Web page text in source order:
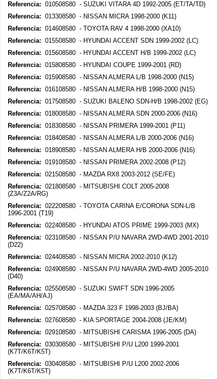
Referencia: 010508580 - SUZUKI VITARA 4D 1992-2005 (ET/TA/TD)
Referencia: 013308580 - NISSAN MICRA 1998-2000 (K11)
Referencia: 014608580 - TOYOTA RAV 4 1998-2000 (XA10)
Referencia: 015508580 - HYUNDAI ACCENT SDN 1999-2002 (LC)
Referencia: 015608580 - HYUNDAI ACCENT H/B 1999-2002 (LC)
Referencia: 015808580 - HYUNDAI COUPE 1999-2001 (RD)
Referencia: 015908580 - NISSAN ALMERA L/B 1998-2000 (N15)
Referencia: 016108580 - NISSAN ALMERA H/B 1998-2000 (N15)
Referencia: 017508580 - SUZUKI BALENO SDN-H/B 1998-2002 (EG)
Referencia: 018008580 - NISSAN ALMERA SDN 2000-2006 (N16)
Referencia: 018308580 - NISSAN PRIMERA 1999-2001 (P11)
Referencia: 018408580 - NISSAN ALMERA L/B 2000-2006 (N16)
Referencia: 018908580 - NISSAN ALMERA H/B 2000-2006 (N16)
Referencia: 019108580 - NISSAN PRIMERA 2002-2008 (P12)
Referencia: 021508580 - MAZDA RX8 2003-2012 (SE/FE)
Referencia: 021808580 - MITSUBISHI COLT 2005-2008
(Z3A/Z2A/RG)
Referencia: 022208580 - TOYOTA CARINA E/CORONA SDN-L/B
1996-2001 (T19)
Referencia: 022408580 - HYUNDAI ATOS PRIME 1999-2003 (MX)
Referencia: 023108580 - NISSAN P/U NAVARA 2WD-4WD 2001-2010
(D22)
Referencia: 024408580 - NISSAN MICRA 2002-2010 (K12)
Referencia: 024908580 - NISSAN P/U NAVARA 2WD-4WD 2005-2010
(D40)
Referencia: 025508580 - SUZUKI SWIFT SDN 1996-2005
(EA/MA/AH/AJ)
Referencia: 025708580 - MAZDA 323 F 1998-2003 (BJ/BA)
Referencia: 027608580 - KIA SPORTAGE 2004-2008 (JE/KM)
Referencia: 029108580 - MITSUBISHI CARISMA 1996-2005 (DA)
Referencia: 030308580 - MITSUBISHI P/U L200 1999-2001
(K7T/K6T/K5T)
Referencia: 030408580 - MITSUBISHI P/U L200 2002-2006
(K7T/K6T/K5T)